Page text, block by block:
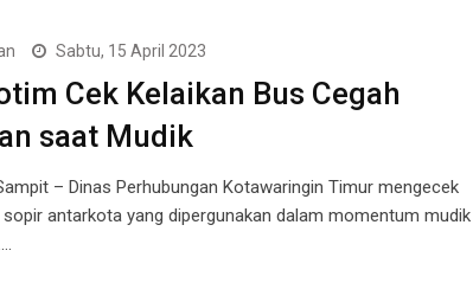
Sabtu, 15 April 2023
Cek Kelaikan Bus Cegah
saat Mudik
– Dinas Perhubungan Kotawaringin Timur mengecek
antarkota yang dipergunakan dalam momentum mudik